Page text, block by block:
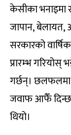
केसीका
जापान, बेलायत,
सरकारको
प्रारम्भ गरियोस्
गर्छन्। छलफलमा
जवाफ आफैँ
थियो।